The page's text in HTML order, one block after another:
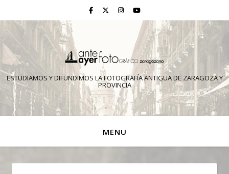
ESTUDIAMOS Y DIFUNDIMOS LA FOTOGRAFÍA ANTIGUA DE ZARAGOZA Y
PROVINCIA
MENU